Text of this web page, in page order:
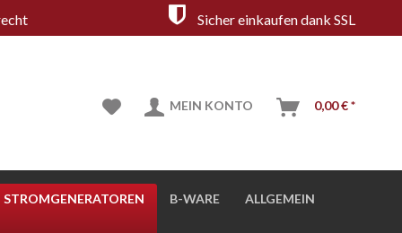
Sicher einkaufen dank SSL
MEIN KONTO 0,00 € *
STROMGENERATOREN B-WARE ALLGEMEIN